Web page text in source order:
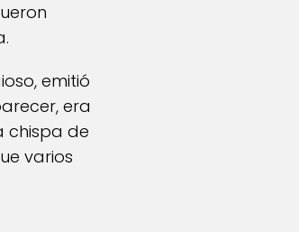
emitió
era
chispa de
varios